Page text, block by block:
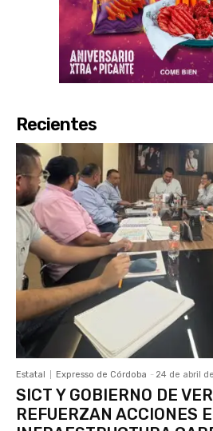
Recientes
Estatal Expresso de Córdoba - 24 de abril
SICT Y GOBIERNO DE
REFUERZAN ACCIONES